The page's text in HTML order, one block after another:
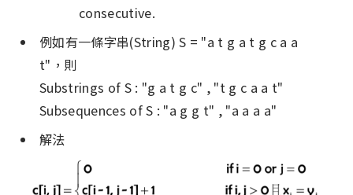
consecutive.
例如有一條字串(String) S = "a t g a t g c a a
t"，則
Substrings of S : "g a t g c" , "t g c a a t"
Subsequences of S : "a g g t" , "a a a a"
解法